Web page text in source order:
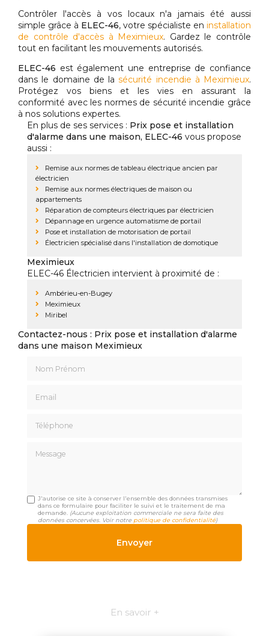
Contrôler l'accès à vos locaux n'a jamais été aussi
simple grâce à ELEC-46, votre spécialiste en installation
de contrôle d'accès à Meximieux. Gardez le contrôle
tout en facilitant les mouvements autorisés.
ELEC-46 est également une entreprise de confiance
dans le domaine de lasécurité incendie à Meximieux.
Protégez vos biens et les vies en assurant la
conformité avec les normes de sécurité incendie grâce
à nos solutions expertes.
En plus de ses services : Prix pose et installation
d'alarme dans une maison, ELEC-46 vous propose
aussi :
Remise aux normes de tableau électrique ancien par
électricien
Remise aux normes électriques de maison ou
appartements
Réparation de compteurs électriques par électricien
Dépannage en urgence automatisme de portail
Pose et installation de motorisation de portail
Électricien spécialisé dans l'installation de domotique
Meximieux
ELEC-46 Électricien intervient à proximité de :
Ambérieu-en-Bugey
Meximieux
Miribel
Contactez-nous : Prix pose et installation d'alarme
dans une maison Meximieux
J'autorise ce site à conserver l'ensemble des données transmises
dans ce formulaire pour faciliter le suivi et le traitement de ma
demande. (Aucune exploitation commerciale ne sera faite des
données concervées. Voir notre politique de confidentialité)
En savoir +